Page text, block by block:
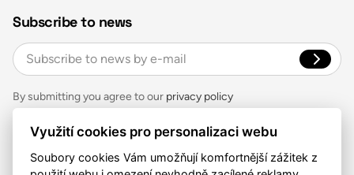
Subscribe to news
By submitting you agree to our privacy policy
Contact
Auctea, s.r.o.
Zelený pruh 1091/111, Praha 4
Využití cookies pro personalizaci webu
Soubory cookies Vám umožňují komfortnější zážitek z